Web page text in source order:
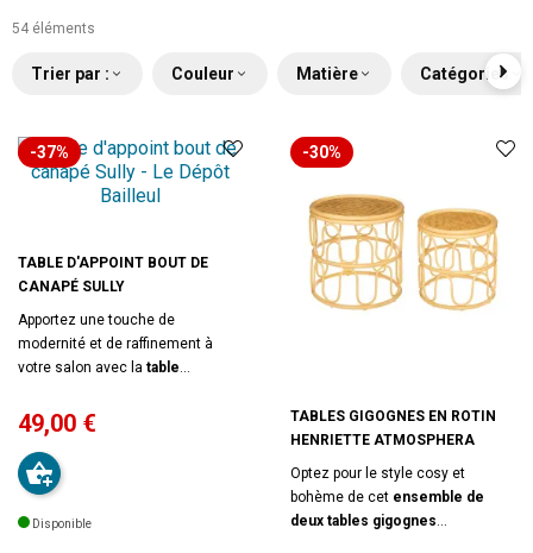
54 éléments
Trier par : Couleur Matière Catégories
-37%
TABLE D'APPOINT BOUT DE
CANAPÉ SULLY
Apportez une touche de
modernité et de raffinement à
votre salon avec la table
Fabriquée en panneaux de
particules avec un revêtement
coloris
d’appoint offre une finition
chaleureuse. Son
Prix
49,00 €
Prix
de
Disponible
-30%
TABLES GIGOGNES EN ROTIN
HENRIETTE ATMOSPHERA
Optez pour le style cosy et
bohème de cet ensemble de
deux tables gigognes